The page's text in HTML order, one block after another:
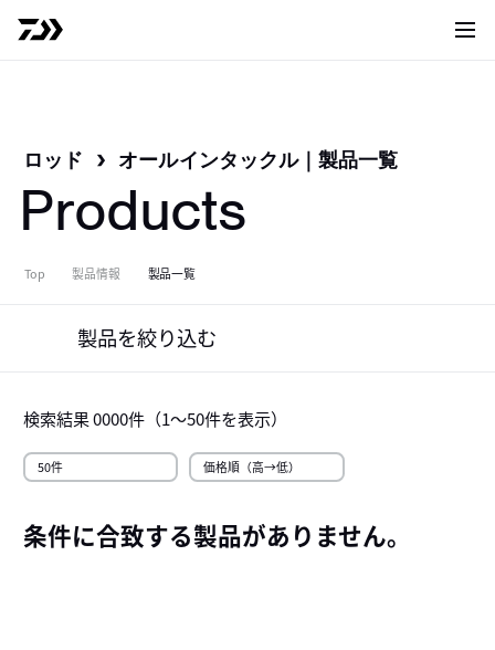
サイ
ロッド オールインタックル｜製品一覧
Products
Top 製品情報 製品一覧
製品を絞り込む
検索結果0000件（1～50件を表示）
条件に合致する製品がありません。